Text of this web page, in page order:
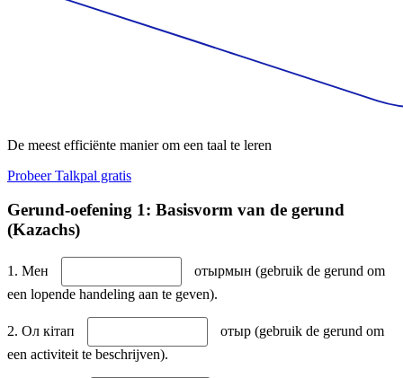
De meest efficiënte manier om een taal te leren
Probeer Talkpal gratis
Gerund-oefening 1: Basisvorm van de gerund
(Kazachs)
1. Мен
отырмын (gebruik de gerund om
een lopende handeling aan te geven).
2. Ол кітап
отыр (gebruik de gerund om
een activiteit te beschrijven).